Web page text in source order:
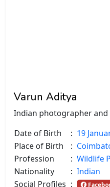
Varun Aditya
Indian photographer
Date of Birth
: 19
Place of Birth
:
Profession
: Wildlife
Nationality
: Indian
Social Profiles :